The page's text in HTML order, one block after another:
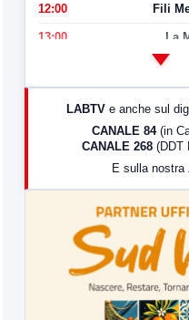
12:00 Fili
13:00 La
LABTV e anche sul
CANALE 84 (in
CANALE 268 (DDT
E sulla nostra